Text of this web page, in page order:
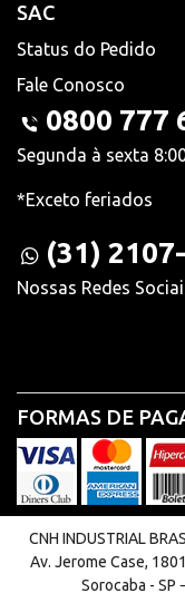
SAC
Status do Pedido
Fale Conosco
0800 777
Segunda à sexta
*Exceto feriados
(31)
Nossas Redes
FORMAS DE
CNH INDUSTRIAL
Av. Jerome Case,
Sorocaba - SP